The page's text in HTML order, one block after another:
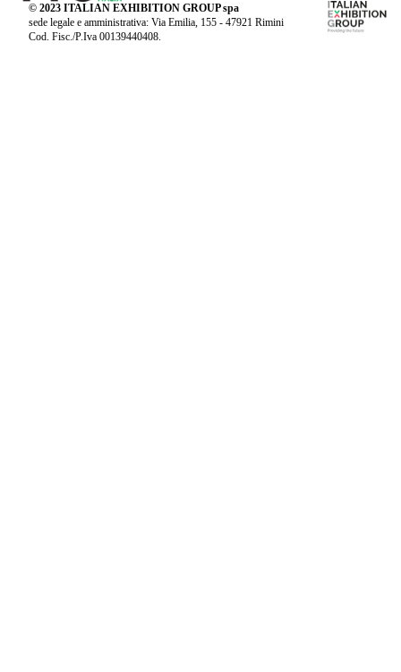
© 2023 ITALIAN EXHIBITION GROUP spa
sede legale e amministrativa: Via Emilia, 155 - 47921 Rimini
Cod. Fisc./P.Iva 00139440408.